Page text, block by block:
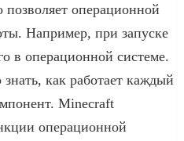
операционной
Например, при запуске
в операционной системе.
как работает каждый
Minecraft
операционной